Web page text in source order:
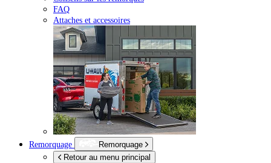
FAQ
Attaches et accessoires
Remorquage
Remorquage
Retour au menu principal